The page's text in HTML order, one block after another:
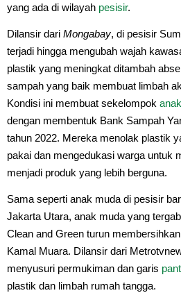
yang ada di wilayah pesisir.
Dilansir dari Mongabay, di pesisir
terjadi hingga mengubah wajah
plastik yang meningkat ditambah
sampah yang baik membuat limbah
Kondisi ini membuat sekelompok
dengan membentuk Bank Sampah
tahun 2022. Mereka menolak plastik
pakai dan mengedukasi warga untuk
menjadi produk yang lebih berguna.
Sama seperti anak muda di pesisir
Jakarta Utara, anak muda yang
Clean and Green turun
Kamal Muara. Dilansir dari
menyusuri permukiman dan garis
plastik dan limbah rumah tangga.